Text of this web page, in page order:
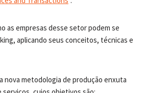
as empresas desse setor podem se
aplicando seus conceitos, técnicas e
nova metodologia de produção enxuta